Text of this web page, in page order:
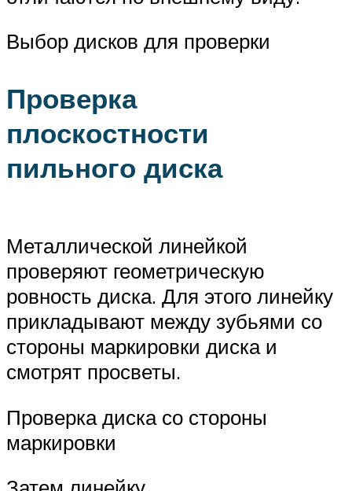
Выбор дисков для проверки
Проверка
плоскостности
пильного диска
Металлической линейкой
проверяют геометрическую
ровность диска. Для этого линейку
прикладывают между зубьями со
стороны маркировки диска и
смотрят просветы.
Проверка диска со стороны
маркировки